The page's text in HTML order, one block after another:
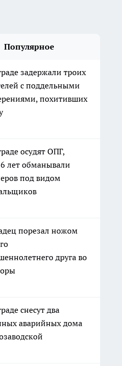
Популярное
задержали троих
с поддельными
похитивших
осудят ОПГ,
лет обманывали
под видом
порезал ножом
друга во
снесут два
аварийных дома